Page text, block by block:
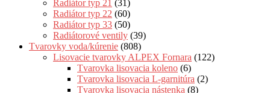
Radiátor typ 21 (31)
Radiátor typ 22 (60)
Radiátor typ 33 (50)
Radiátorové ventily (39)
Tvarovky voda/kúrenie (808)
Lisovacie tvarovky ALPEX Fornara (122)
Tvarovka lisovacia koleno (6)
Tvarovka lisovacia L-garnitúra (2)
Tvarovka lisovacia nástenka (8)